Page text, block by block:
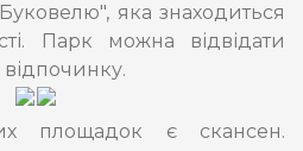
яка знаходиться
Парк можна відвідати
площадок є скансен.